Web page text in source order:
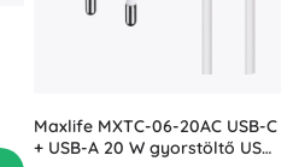
Maxlife MXTC-06-20AC USB-C
+ USB-A 20 W gyorstöltő USB-